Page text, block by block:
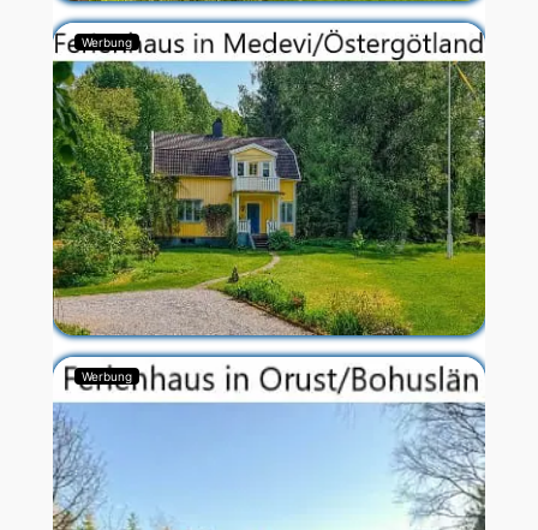
Werbung
Werbung